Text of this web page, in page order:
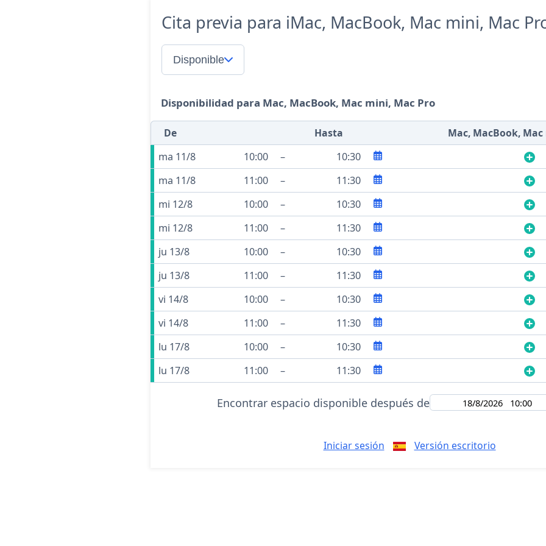
Cita previa para iMac, MacBook, Mac mini, Mac
Disponible
Disponibilidad para Mac, MacBook, Mac mini, Mac Pro
De Hasta
Mac, MacBook,
ma 11/8
10:00 –
10:30
ma 11/8
11:00 –
11:30
mi 12/8
10:00 –
10:30
mi 12/8
11:00 –
11:30
ju 13/8
10:00 –
10:30
ju 13/8
11:00 –
11:30
vi 14/8
10:00 –
10:30
vi 14/8
11:00 –
11:30
lu 17/8
10:00 –
10:30
lu 17/8
11:00 – 11:30
Encontrar espacio disponible después de
Iniciar sesión Versión escritorio